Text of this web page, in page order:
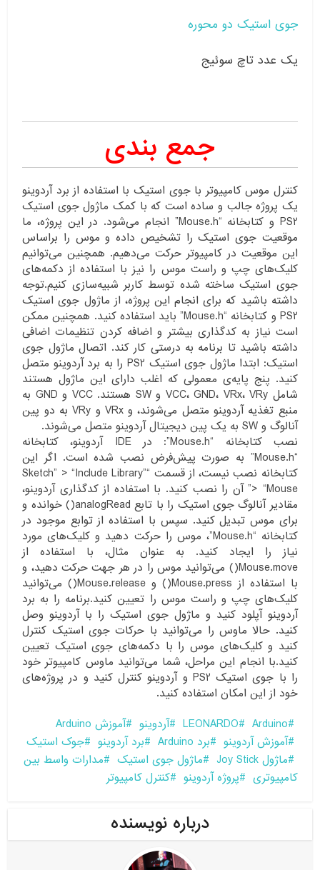
جوی استیک دو محوره
یک عدد تاچ سوئیج
جمع بندی
کنترل موس کامپیوتر با جوی استیک با استفاده از برد آردوینو
یک پروژه جالب و ساده است که با کمک ماژول جوی استیک
PS2 و کتابخانه “Mouse.h” انجام می‌شود. در این پروژه، ما
موقعیت جوی استیک را تشخیص داده و موس را براساس
این موقعیت در کامپیوتر حرکت می‌دهیم. همچنین می‌توانیم
کلیک‌های چپ و راست موس را نیز با استفاده از دکمه‌های
جوی استیک ساخته شده توسط کاربر شبیه‌سازی کنیم.توجه
داشته باشید که برای انجام این پروژه، از ماژول جوی استیک
PS2 و کتابخانه “Mouse.h” باید استفاده کنید. همچنین ممکن
است نیاز به کدگذاری بیشتر و اضافه کردن تنظیمات اضافی
داشته باشید تا برنامه به درستی کار کند. اتصال ماژول جوی
استیک: ابتدا ماژول جوی استیک PS2 را به برد آردوینو متصل
کنید. پنج پایه‌ی معمولی که اغلب دارای این ماژول هستند
شامل VCC، GND، VRx، VRy و SW هستند. VCC و GND به
منبع تغذیه آردوینو متصل می‌شوند، و VRx و VRy به دو پین
آنالوگ و SW به یک پین دیجیتال آردوینو متصل می‌شوند.
نصب کتابخانه “Mouse.h”: در IDE آردوینو، کتابخانه
“Mouse.h” به صورت پیش‌فرض نصب شده است. اگر این
کتابخانه نصب نیست، از قسمت “Sketch” > “Include Library”
> “Mouse” آن را نصب کنید. با استفاده از کدگذاری آردوینو،
مقادیر آنالوگ جوی استیک را با تابع analogRead() خوانده و
برای موس تبدیل کنید. سپس با استفاده از توابع موجود در
کتابخانه “Mouse.h”، موس را حرکت دهید و کلیک‌های مورد
نیاز را ایجاد کنید. به عنوان مثال، با استفاده از
Mouse.move() می‌توانید موس را در هر جهت حرکت دهید، و
با استفاده از Mouse.press() و Mouse.release() می‌توانید
کلیک‌های چپ و راست موس را تعیین کنید.برنامه‌ را به برد
آردوینو آپلود کنید و ماژول جوی استیک را با آردوینو وصل
کنید. حالا ماوس را می‌توانید با حرکات جوی استیک کنترل
کنید و کلیک‌های موس را با دکمه‌های جوی استیک تعیین
کنید.با انجام این مراحل، شما می‌توانید ماوس کامپیوتر خود
را با جوی استیک PS2 و آردوینو کنترل کنید و در پروژه‌های
خود از این امکان استفاده کنید.
Arduino
LEONARDO آردوینو
آموزش Arduino
آموزش آردوینو
برد Arduino برد آردوینو
جوک استیک
ماژول Joy Stick
ماژول جوی استیک
مدارات واسط بین
کامپیوتری
پروژه آردوینو کنترل کامپیوتر
درباره نویسنده